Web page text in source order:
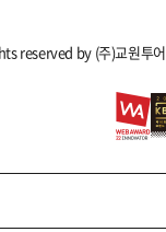
reserved by (주)교원투어